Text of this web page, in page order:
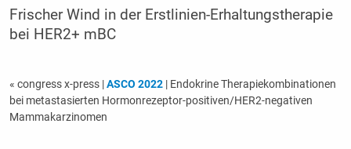
Frischer Wind in der Erstlinien-Erhaltungstherapie
bei HER2+ mBC
« congress x-press |ASCO 2022| Endokrine Therapiekombinationen
bei metastasierten Hormonrezeptor-positiven/HER2-negativen
Mammakarzinomen